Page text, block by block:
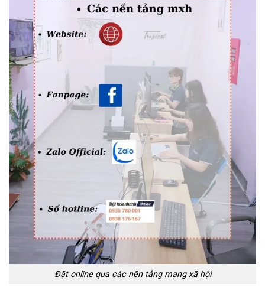
Đặt online qua các nền tảng mạng xã hội